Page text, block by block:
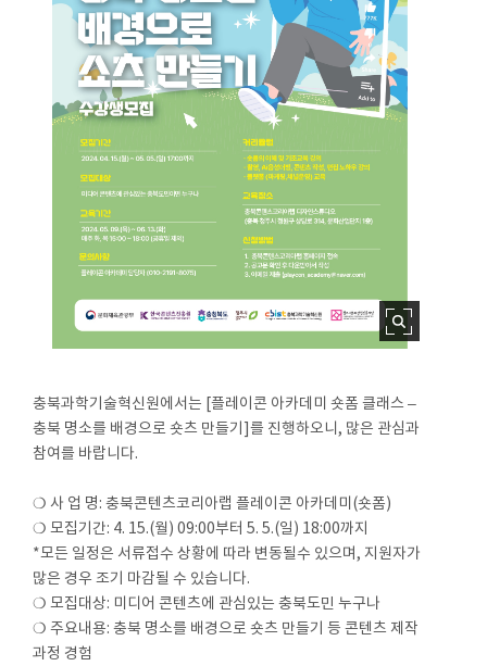
충북과학기술혁신원에서는 [플레이콘 아카데미 숏폼 클래스 –
충북 명소를 배경으로 숏츠 만들기]를 진행하오니, 많은 관심과
참여를 바랍니다.
❍ 사 업 명: 충북콘텐츠코리아랩 플레이콘 아카데미(숏폼)
❍ 모집기간: 4. 15.(월) 09:00부터 5. 5.(일) 18:00까지
*모든 일정은 서류접수 상황에 따라 변동될수 있으며, 지원자가
많은 경우 조기 마감될 수 있습니다.
❍ 모집대상: 미디어 콘텐츠에 관심있는 충북도민 누구나
❍ 주요내용: 충북 명소를 배경으로 숏츠 만들기 등 콘텐츠 제작
과정 경험